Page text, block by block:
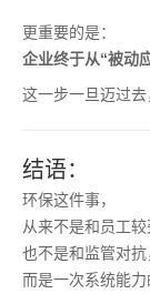
更重要的是：
企业终于从“被动
这一步一旦迈过去
结语：
环保这件事，
从来不是和员工较
也不是和监管对抗
而是一次系统能力